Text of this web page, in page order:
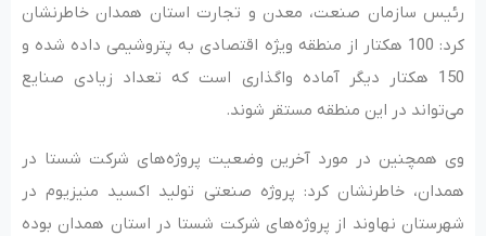
رئیس سازمان صنعت، معدن و تجارت استان همدان خاطرنشان
کرد: 100 هکتار از منطقه ویژه اقتصادی به پتروشیمی داده شده و
150 هکتار دیگر آماده واگذاری است که تعداد زیادی صنایع
می‌تواند در این منطقه مستقر شوند.
وی همچنین در مورد آخرین وضعیت پروژه‌های شرکت شستا در
همدان، خاطرنشان کرد: پروژه صنعتی تولید اکسید منیزیوم در
شهرستان نهاوند از پروژه‌های شرکت شستا در استان همدان بوده